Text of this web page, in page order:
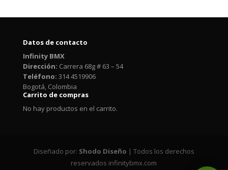
Datos de contacto
Infinity BMX
Dirección: Carrera 68g # 63 – 54
Teléfono: 314 4519906
Bogotá, Colombia
Carrito de compras
No hay productos en el carrito.
Diseñado por: Shodo Diseño | Todos los derechos
reservados infinitybmx.com